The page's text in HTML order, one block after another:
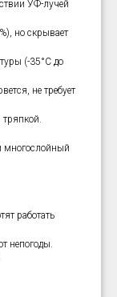
УФ-лучей
но скрывает
(-35°C до
не требует
многослойный
работать
непогоды.